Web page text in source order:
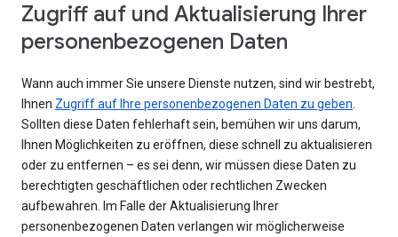
Zugriff auf und Aktualisierung Ihrer
personenbezogenen Daten
Wann auch immer Sie unsere Dienste nutzen, sind wir bestrebt,
Ihnen Zugriff auf Ihre personenbezogenen Daten zu geben.
Sollten diese Daten fehlerhaft sein, bemühen wir uns darum,
Ihnen Möglichkeiten zu eröffnen, diese schnell zu aktualisieren
oder zu entfernen – es sei denn, wir müssen diese Daten zu
berechtigten geschäftlichen oder rechtlichen Zwecken
aufbewahren. Im Falle der Aktualisierung Ihrer
personenbezogenen Daten verlangen wir möglicherweise